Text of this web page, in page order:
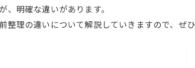
、明確な違いがあります。
整理の違いについて解説していきますので、ぜ